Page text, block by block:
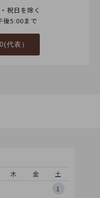
祝日を除く
後5:00まで
代表）
木 金
土
1